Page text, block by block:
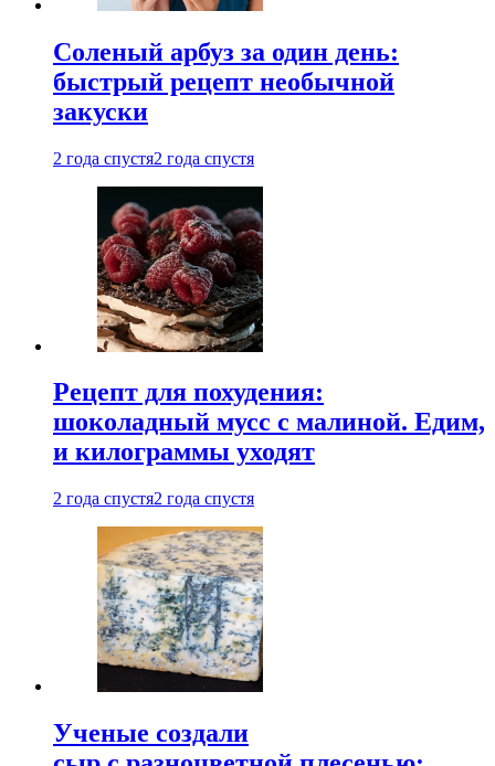
Соленый арбуз за один день:
быстрый рецепт необычной
закуски
2 года спустя2 года спустя
Рецепт для похудения:
шоколадный мусс с малиной. Едим,
и килограммы уходят
2 года спустя2 года спустя
Ученые создали